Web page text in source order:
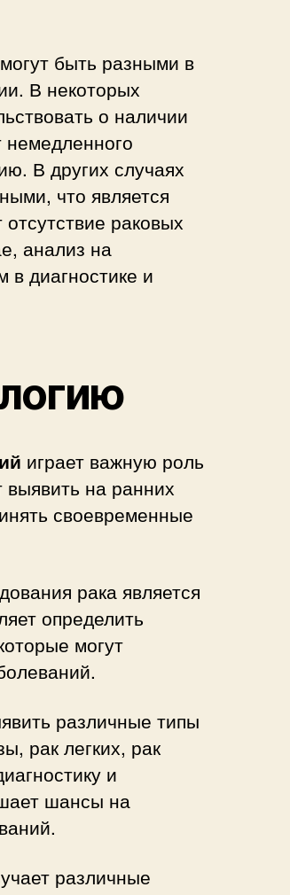
быть разными в
В некоторых
о наличии
немедленного
В других случаях
что является
раковых
анализ на
в диагностике и
играет важную роль
выявить на ранних
своевременные
рака является
определить
могут
различные типы
рак легких, рак
и
шансы на
различные